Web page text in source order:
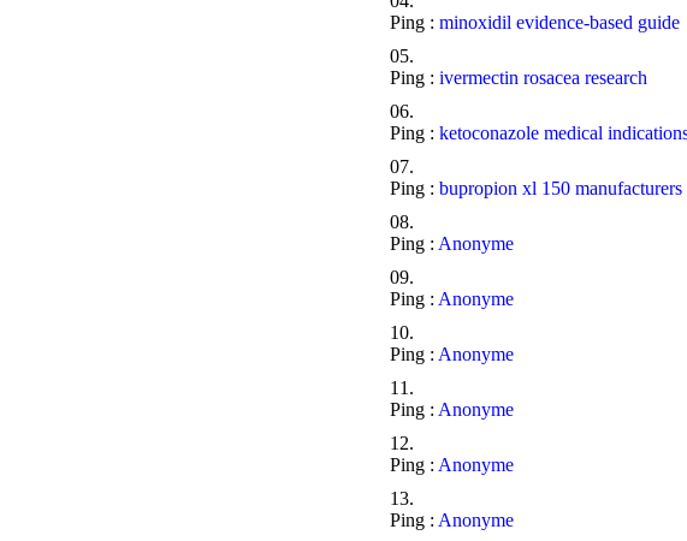
Ping :minoxidil evidence‑based guide
Ping :ivermectin rosacea research
Ping :ketoconazole medical
Ping :bupropion xl 150 manufacturers
Ping : Anonyme
Ping : Anonyme
Ping : Anonyme
Ping : Anonyme
Ping : Anonyme
Ping : Anonyme